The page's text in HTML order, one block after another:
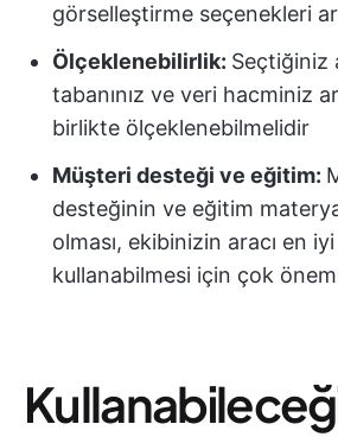
görselleştirme seçenekleri
Ölçeklenebilirlik: Seçtiğiniz
tabanınız ve veri hacminiz
birlikte ölçeklenebilmelidir
Müşteri desteği ve eğitim:
desteğinin ve eğitim
olması, ekibinizin aracı en
kullanabilmesi için çok